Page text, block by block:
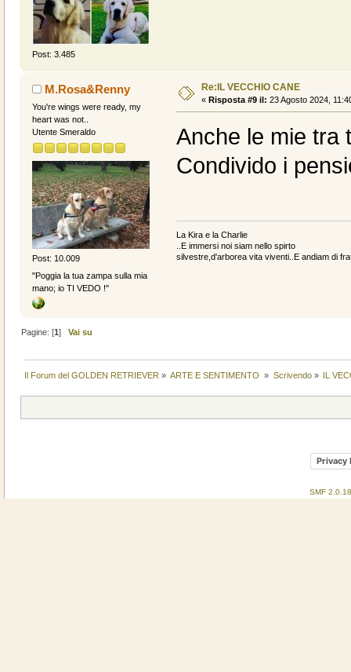
Post: 3.485
M.Rosa&Renny
You're wings were ready, my
heart was not..
Utente Smeraldo
Post: 10.009
"Poggia la tua zampa sulla mia
mano; io TI VEDO !"
Re:IL VECCHIO CANE
« Risposta #9 il: 23 Agosto 2024,
Anche le mie tra
Condivido i
La Kira e la Charlie
..E immersi noi siam nello spirto
silvestre,d'arborea vita viventi..E andiam di
Pagine: [1]Vai su
Il Forum del GOLDEN RETRIEVER » ARTE E SENTIMENTO » Scrivendo» IL
Privacy
SMF 2.0.18